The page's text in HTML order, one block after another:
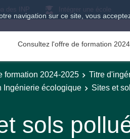
navigation sur ce site, vous
des INP Intégrer une école
Consultez l'offre de formation
formation 2024-2025 Titre
Ingénierie écologique Sites et
sols